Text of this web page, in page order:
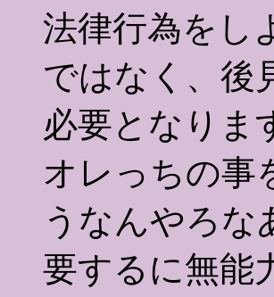
法律行為をし
ではなく、後
必要となりま
オレっちの事
うなんやろな
要するに無能